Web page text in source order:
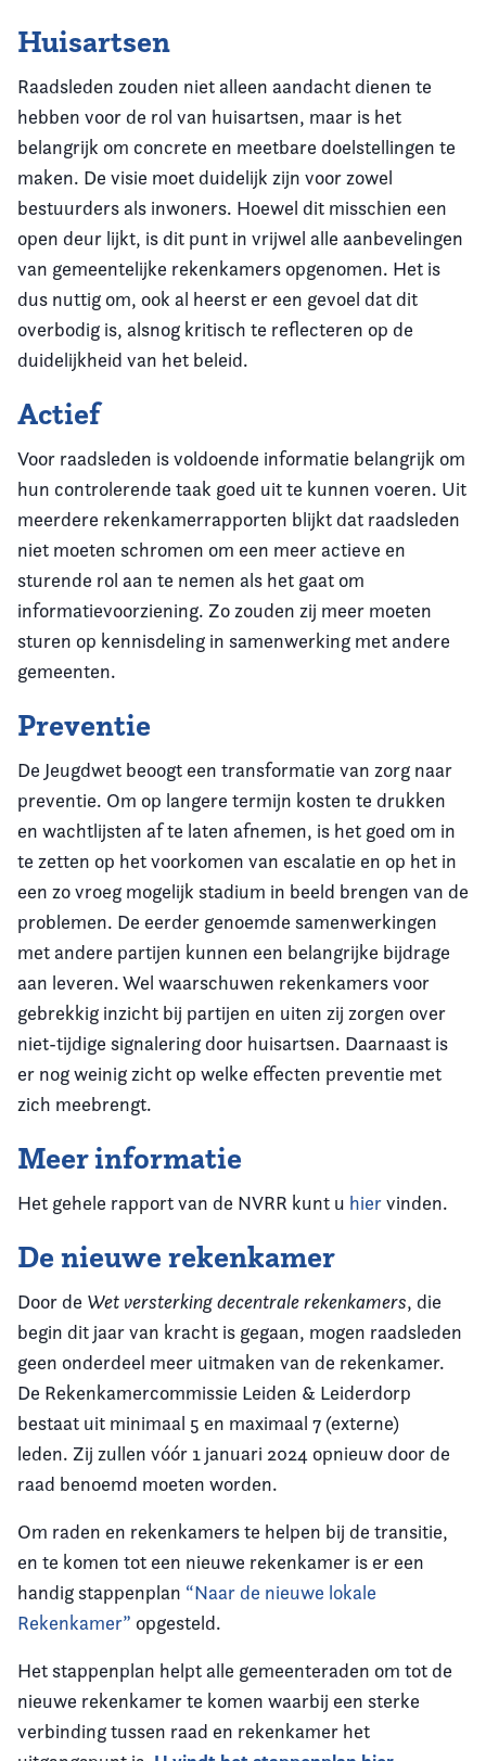
Huisartsen
Raadsleden zouden niet alleen aandacht dienen te
hebben voor de rol van huisartsen, maar is het
belangrijk om concrete en meetbare doelstellingen te
maken. De visie moet duidelijk zijn voor zowel
bestuurders als inwoners. Hoewel dit misschien een
open deur lijkt, is dit punt in vrijwel alle aanbevelingen
van gemeentelijke rekenkamers opgenomen. Het is
dus nuttig om, ook al heerst er een gevoel dat dit
overbodig is, alsnog kritisch te reflecteren op de
duidelijkheid van het beleid.
Actief
Voor raadsleden is voldoende informatie belangrijk om
hun controlerende taak goed uit te kunnen voeren. Uit
meerdere rekenkamerrapporten blijkt dat raadsleden
niet moeten schromen om een meer actieve en
sturende rol aan te nemen als het gaat om
informatievoorziening. Zo zouden zij meer moeten
sturen op kennisdeling in samenwerking met andere
gemeenten.
Preventie
De Jeugdwet beoogt een transformatie van zorg naar
preventie. Om op langere termijn kosten te drukken
en wachtlijsten af te laten afnemen, is het goed om in
te zetten op het voorkomen van escalatie en op het in
een zo vroeg mogelijk stadium in beeld brengen van de
problemen. De eerder genoemde samenwerkingen
met andere partijen kunnen een belangrijke bijdrage
aan leveren. Wel waarschuwen rekenkamers voor
gebrekkig inzicht bij partijen en uiten zij zorgen over
niet-tijdige signalering door huisartsen. Daarnaast is
er nog weinig zicht op welke effecten preventie met
zich meebrengt.
Meer informatie
Het gehele rapport van de NVRR kunt u hiervinden.
De nieuwe rekenkamer
Door de Wet versterking decentrale rekenkamers, die
begin dit jaar van kracht is gegaan, mogen raadsleden
geen onderdeel meer uitmaken van de rekenkamer.
De Rekenkamercommissie Leiden & Leiderdorp
bestaat uit minimaal 5 en maximaal 7 (externe)
leden. Zij zullen vóór 1 januari 2024 opnieuw door de
raad benoemd moeten worden.
Om raden en rekenkamers te helpen bij de transitie,
en te komen tot een nieuwe rekenkamer is er een
handig stappenplan “Naar de nieuwe lokale
Rekenkamer” opgesteld.
Het stappenplan helpt alle gemeenteraden om tot de
nieuwe rekenkamer te komen waarbij een sterke
verbinding tussen raad en rekenkamer het